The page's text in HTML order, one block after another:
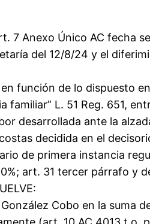
7 Anexo Único AC fecha
del 12/8/24 y el
función de lo dispuesto
familiar” L. 51 Reg. 651,
desarrollada ante la
decidida en el
de primera instancia
art. 31 tercer párrafo y
Cobo en la suma